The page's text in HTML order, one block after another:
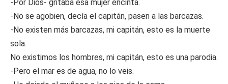
-Por Dios- gritaba esa mujer encinta.
-No se agobien, decía el capitán, pasen a las barcazas.
-No existen más barcazas, mi capitán, esto es la muerte
sola.
No existimos los hombres, mi capitán, esto es una parodia.
-Pero el mar es de agua, no lo veis.